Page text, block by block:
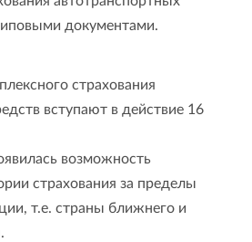
документами.
страхования
вступают в действие 16
возможность
страхования за пределы
т.е. страны ближнего и